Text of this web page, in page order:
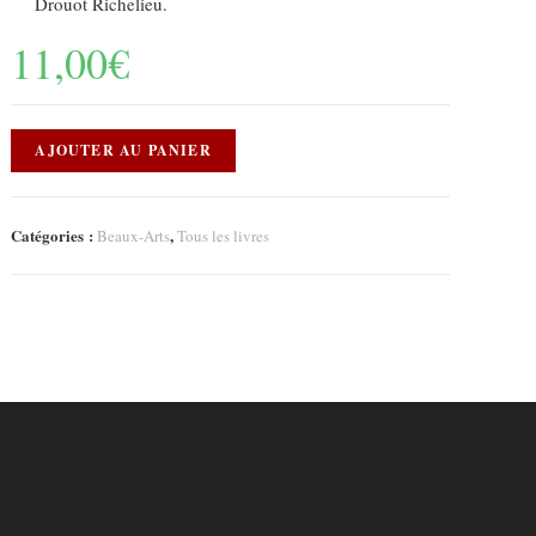
11,00€
AJOUTER AU PANIER
Catégories : Beaux-Arts,Tous les livres